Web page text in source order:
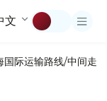
文
国际运输路线/中间走廊